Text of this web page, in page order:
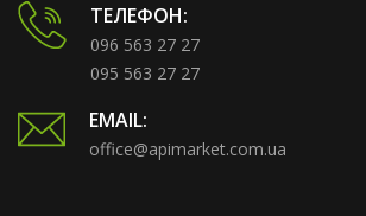
ТЕЛЕФОН:
096 563 27 27
095 563 27 27
EMAIL:
office@apimarket.com.ua